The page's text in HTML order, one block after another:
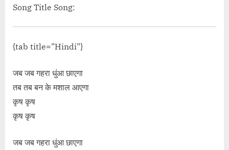
The Night Hindi Lyrics – Holiday”</span> »</a>
Song Title Song:
{tab title=”Hindi”}
जब जब गहरा धुंआ छाएगा
तब तब बन के मशाल आएगा
कृष कृष
कृष कृष
जब जब गहरा धुंआ छाएगा